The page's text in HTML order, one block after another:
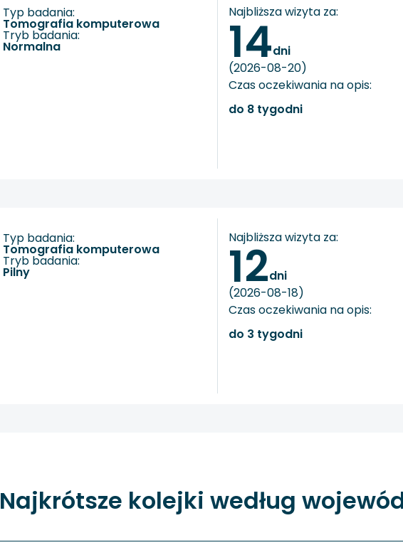
Typ badania:
tomografia komputerowa
Tryb badania:
Normalna
Najbliższa wizyta za:
14dni
(2026-08-20)
Czas oczekiwania na opis:
do 8 tygodni
Typ badania:
tomografia komputerowa
Tryb badania:
Pilny
Najbliższa wizyta za:
12dni
(2026-08-18)
Czas oczekiwania na opis:
do 3 tygodni
Najkrótsze kolejki według